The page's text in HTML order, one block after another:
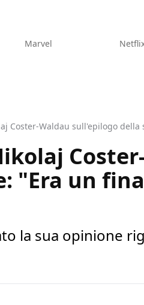
Marvel
Coster-Waldau sull'epilogo
"Era un
la sua opinione